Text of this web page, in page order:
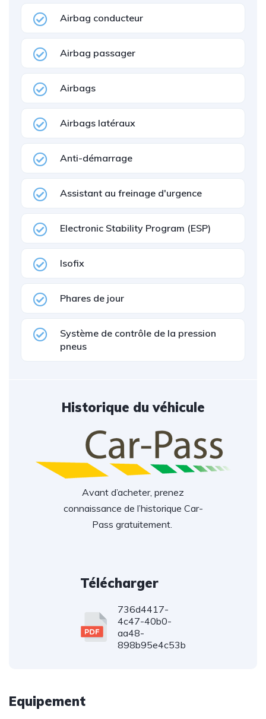
Airbag conducteur
Airbag passager
Airbags
Airbags latéraux
Anti-démarrage
Assistant au freinage d'urgence
Electronic Stability Program (ESP)
Isofix
Phares de jour
Système de contrôle de la pression
pneus
Historique du véhicule
Avant d’acheter, prenez
connaissance de l’historique Car-
Pass gratuitement.
Télécharger
736d4417-
4c47-40b0-
aa48-
898b95e4c53b
Equipement